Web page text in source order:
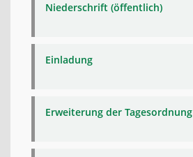
Niederschrift (öffentlich)
Einladung
Erweiterung der Tagesordnung